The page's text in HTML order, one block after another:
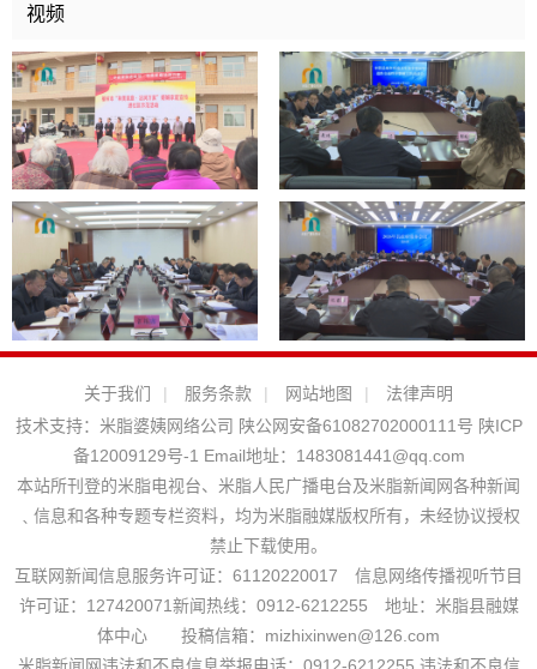
视频
关于我们 | 服务条款 | 网站地图 |
法律声明
技术支持： 米脂婆姨网络公司 陕公网安备61082702000111号 陕ICP
备12009129号-1 Email地址： 1483081441@qq.com
本站所刊登的米脂电视台、米脂人民广播电台及米脂新闻网各种新闻
﹑信息和各种专题专栏资料，均为米脂融媒版权所有，未经协议授权
禁止下载使用。
互联网新闻信息服务许可证：61120220017 信息网络传播视听节目
许可证：127420071新闻热线：0912-6212255 地址：米脂县融媒
体中心 投稿信箱：mizhixinwen@126.com